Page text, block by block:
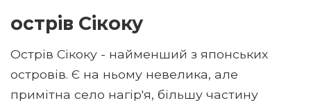
острів Сікоку
Острів Сікоку - найменший з японських
островів. Є на ньому невелика, але
примітна село нагір'я, більшу частину